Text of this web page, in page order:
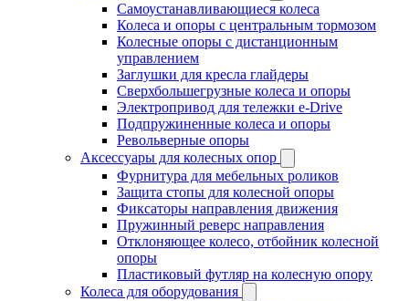
Самоустанавливающиеся колеса
Колеса и опоры с центральным тормозом
Колесные опоры с дистанционным
управлением
Заглушки для кресла глайдеры
Сверхбольшегрузные колеса и опоры
Электропривод для тележки e-Drive
Подпружиненные колеса и опоры
Револьверные опоры
Аксессуары для колесных опор
Фурнитура для мебельных роликов
Защита стопы для колесной опоры
Фиксаторы направления движения
Пружинный реверс направления
Отклоняющее колесо, отбойник колесной
опоры
Пластиковый футляр на колесную опору
Колеса для оборудования